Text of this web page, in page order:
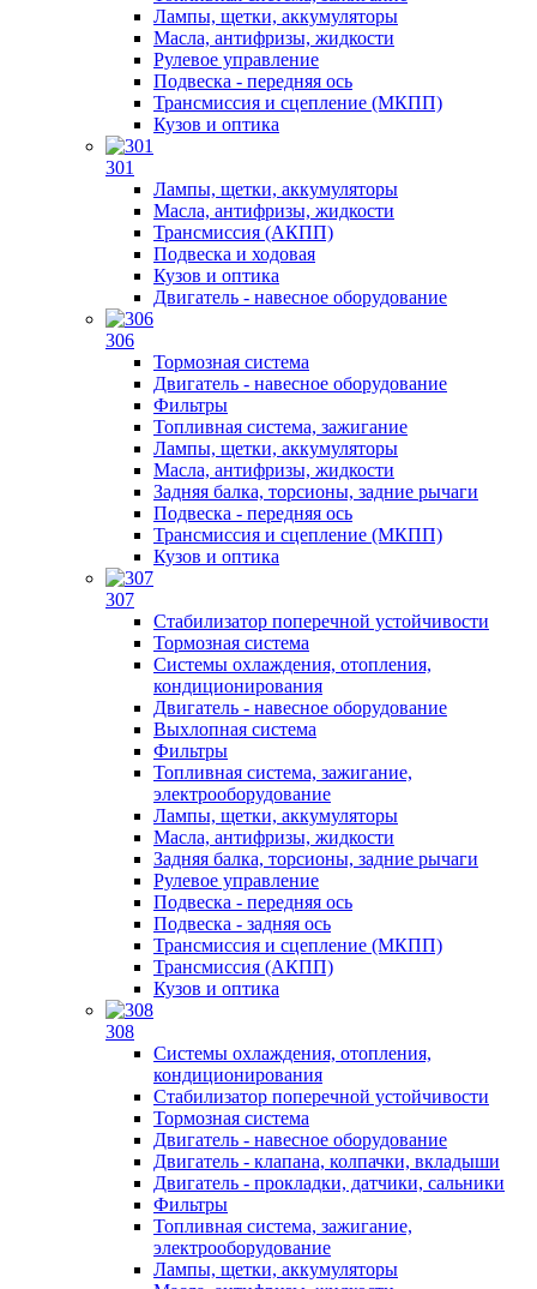
Лампы, щетки, аккумуляторы
Масла, антифризы, жидкости
Рулевое управление
Подвеска - передняя ось
Трансмиссия и сцепление (МКПП)
Кузов и оптика
301
Лампы, щетки, аккумуляторы
Масла, антифризы, жидкости
Трансмиссия (АКПП)
Подвеска и ходовая
Кузов и оптика
Двигатель - навесное оборудование
306
Тормозная система
Двигатель - навесное оборудование
Фильтры
Топливная система, зажигание
Лампы, щетки, аккумуляторы
Масла, антифризы, жидкости
Задняя балка, торсионы, задние рычаги
Подвеска - передняя ось
Трансмиссия и сцепление (МКПП)
Кузов и оптика
307
Стабилизатор поперечной устойчивости
Тормозная система
Системы охлаждения, отопления,
кондиционирования
Двигатель - навесное оборудование
Выхлопная система
Фильтры
Топливная система, зажигание,
электрооборудование
Лампы, щетки, аккумуляторы
Масла, антифризы, жидкости
Задняя балка, торсионы, задние рычаги
Рулевое управление
Подвеска - передняя ось
Подвеска - задняя ось
Трансмиссия и сцепление (МКПП)
Трансмиссия (АКПП)
Кузов и оптика
308
Системы охлаждения, отопления,
кондиционирования
Стабилизатор поперечной устойчивости
Тормозная система
Двигатель - навесное оборудование
Двигатель - клапана, колпачки, вкладыши
Двигатель - прокладки, датчики, сальники
Фильтры
Топливная система, зажигание,
электрооборудование
Лампы, щетки, аккумуляторы